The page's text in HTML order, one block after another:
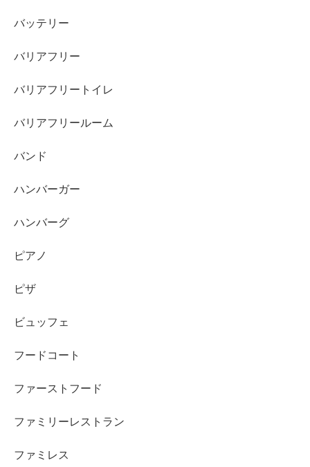
バッテリー
バリアフリー
バリアフリートイレ
バリアフリールーム
バンド
ハンバーガー
ハンバーグ
ピアノ
ピザ
ビュッフェ
フードコート
ファーストフード
ファミリーレストラン
ファミレス